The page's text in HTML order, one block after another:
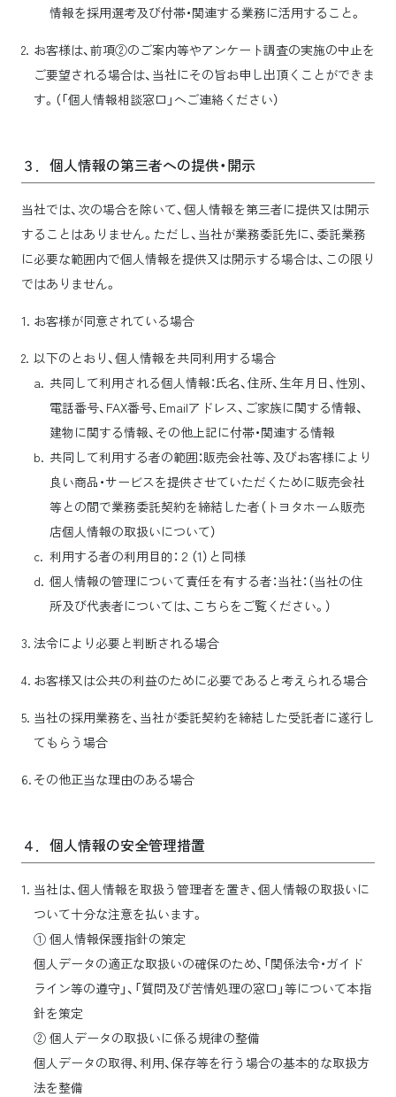
情報を採用選考及び付帯・関連する業務に活用すること。
お客様は、前項②のご案内等やアンケート調査の実施の中止を
ご要望される場合は、当社にその旨お申し出頂くことができま
す。（「個人情報相談窓口」へご連絡ください）
３．個人情報の第三者への提供・開示
当社では、次の場合を除いて、個人情報を第三者に提供又は開示
することはありません。ただし、当社が業務委託先に、委託業務
に必要な範囲内で個人情報を提供又は開示する場合は、この限り
ではありません。
お客様が同意されている場合
以下のとおり、個人情報を共同利用する場合
共同して利用される個人情報：氏名、住所、生年月日、性別、
電話番号、FAX番号、Emailアドレス、ご家族に関する情報、
建物に関する情報、その他上記に付帯・関連する情報
共同して利用する者の範囲：販売会社等、及びお客様により
良い商品・サービスを提供させていただくために販売会社
等との間で業務委託契約を締結した者（ トヨタホーム販売
店個人情報の取扱いについて）
利用する者の利用目的：２（1）と同様
個人情報の管理について責任を有する者：当社：（当社の住
所及び代表者については、こちらをご覧ください。）
法令により必要と判断される場合
お客様又は公共の利益のために必要であると考えられる場合
当社の採用業務を、当社が委託契約を締結した受託者に遂行し
てもらう場合
その他正当な理由のある場合
４．個人情報の安全管理措置
当社は、個人情報を取扱う管理者を置き、個人情報の取扱いに
ついて十分な注意を払います。
① 個人情報保護指針の策定
個人データの適正な取扱いの確保のため、「関係法令・ガイド
ライン等の遵守」、「質問及び苦情処理の窓口」等について本指
針を策定
② 個人データの取扱いに係る規律の整備
個人データの取得、利用、保存等を行う場合の基本的な取扱方
法を整備